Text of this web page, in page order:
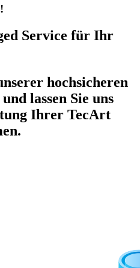
Service für Ihr
hochsicheren
lassen Sie uns
Ihrer TecArt